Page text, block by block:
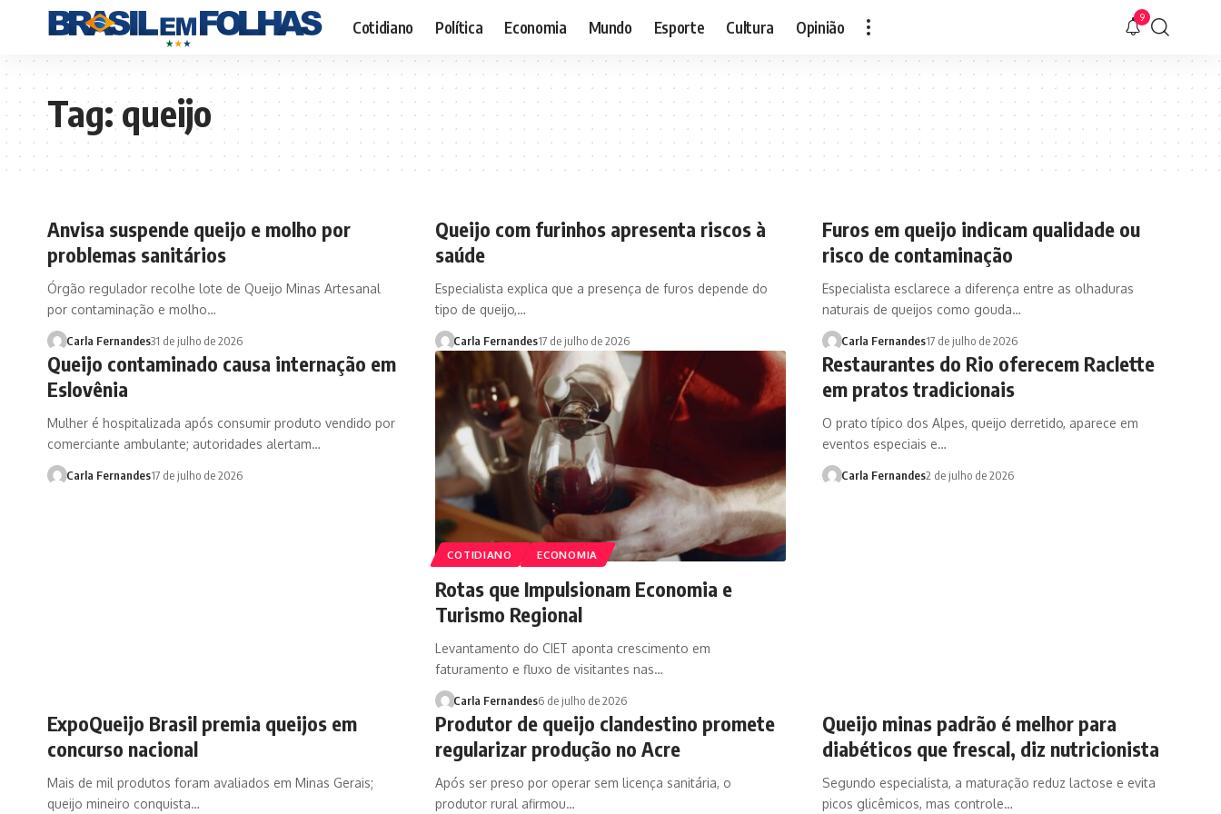
Cotidiano Política Economia Mundo Esporte Cultura Opinião 9
Tag:queijo
Anvisa suspende queijo e molho por
problemas sanitários
Órgão regulador recolhe lote de Queijo Minas Artesanal
por contaminação e molho…
Carla Fernandes31 de julho de 2026
Queijo com furinhos apresenta riscos à
saúde
Especialista explica que a presença de furos depende do
tipo de queijo,…
Carla Fernandes17 de julho de 2026
Furos em queijo indicam qualidade ou
risco de contaminação
Especialista esclarece a diferença entre as olhaduras
naturais de queijos como gouda…
Carla Fernandes17 de julho de 2026
Queijo contaminado causa internação em
Eslovênia
Mulher é hospitalizada após consumir produto vendido por
comerciante ambulante; autoridades alertam…
Carla Fernandes17 de julho de 2026
COTIDIANO ECONOMIA
Rotas que Impulsionam Economia e
Turismo Regional
Levantamento do CIET aponta crescimento em
faturamento e fluxo de visitantes nas…
Carla Fernandes6 de julho de 2026
Restaurantes do Rio oferecem Raclette
em pratos tradicionais
O prato típico dos Alpes, queijo derretido, aparece em
eventos especiais e…
Carla Fernandes2 de julho de 2026
ExpoQueijo Brasil premia queijos em
concurso nacional
Mais de mil produtos foram avaliados em Minas Gerais;
queijo mineiro conquista…
Produtor de queijo clandestino promete
regularizar produção no Acre
Após ser preso por operar sem licença sanitária, o
produtor rural afirmou…
Queijo minas padrão é melhor para
diabéticos que frescal, diz nutricionista
Segundo especialista, a maturação reduz lactose e evita
picos glicêmicos, mas controle…